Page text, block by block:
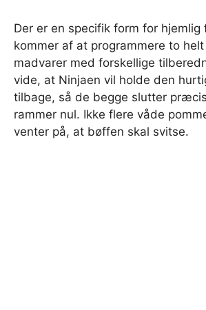
Der er en specifik form for hjemlig
kommer af at programmere to
madvarer med forskellige
vide, at Ninjaen vil holde den
tilbage, så de begge slutter
rammer nul. Ikke flere våde
venter på, at bøffen skal svitse.